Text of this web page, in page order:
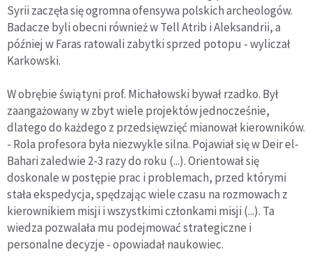
Syrii zaczęła się ogromna ofensywa polskich archeologów.
Badacze byli obecni również w Tell Atrib i Aleksandrii, a
później w Faras ratowali zabytki sprzed potopu - wyliczał
Karkowski.
W obrębie świątyni prof. Michałowski bywał rzadko. Był
zaangażowany w zbyt wiele projektów jednocześnie,
dlatego do każdego z przedsięwzięć mianował kierowników.
- Rola profesora była niezwykle silna. Pojawiał się w Deir el-
Bahari zaledwie 2-3 razy do roku (...). Orientował się
doskonale w postępie prac i problemach, przed którymi
stała ekspedycja, spędzając wiele czasu na rozmowach z
kierownikiem misji i wszystkimi członkami misji (...). Ta
wiedza pozwalała mu podejmować strategiczne i
personalne decyzje - opowiadał naukowiec.